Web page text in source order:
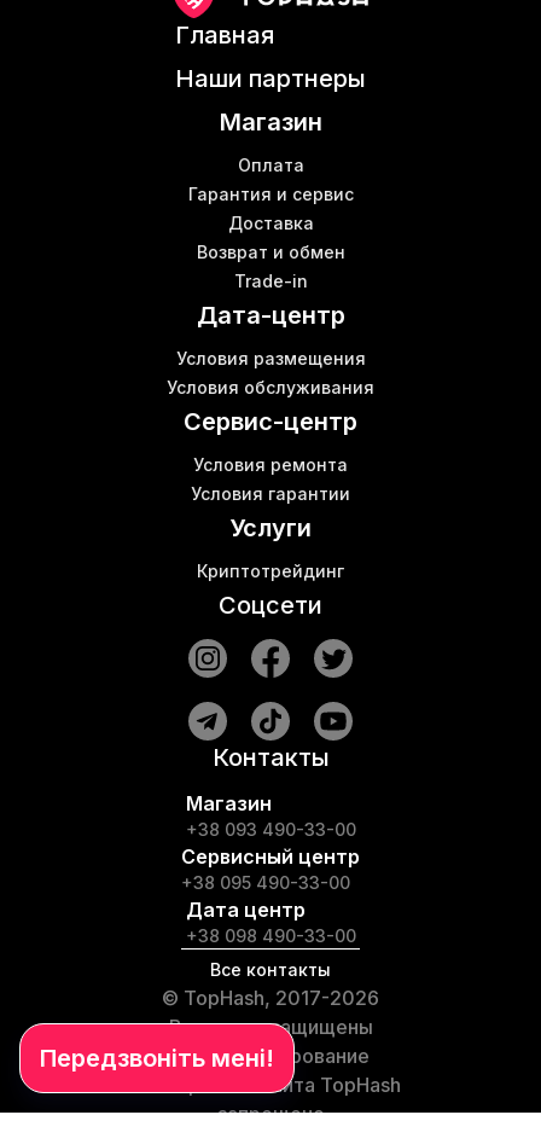
Кошельки для криптовалют
Bitmain antminer e9 цена
Коммутатор сетевой switch
Whatsminer m21s цена
Главная
Наши партнеры
Магазин
Оплата
Гарантия и сервис
Доставка
Возврат и обмен
Trade-in
Дата-центр
Условия размещения
Условия обслуживания
Сервис-центр
Условия ремонта
Условия гарантии
Услуги
Криптотрейдинг
Соцсети
Контакты
Магазин
+38 093 490-33-00
Сервисный центр
+38 095 490-33-00
Дата центр
+38 098 490-33-00
Все контакты
© TopHash, 2017-2026
Все права защищены
Любое копирование
материалов сайта TopHash
запрещено